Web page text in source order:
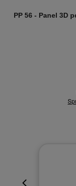
PP 56 - Panel 3D